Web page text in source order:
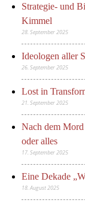
Strategie- und
Kimmel
28. September 2025
Ideologen aller
26. September 2025
Lost in
21. September 2025
Nach dem
oder alles
17. September 2025
Eine Dekade
18. August 2025